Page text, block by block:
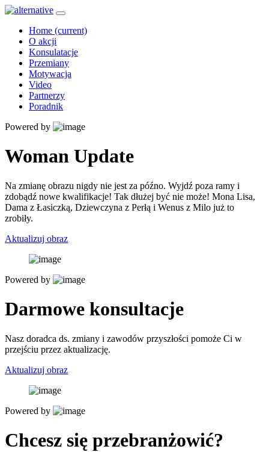
Home (current)
O akcji
Konsulatacje
Przemiany
Motywacja
Video
Partnerzy
Poradnik
Powered by
Woman Update
Na zmianę obrazu nigdy nie jest za późno. Wyjdź poza ramy i
zdobądź nowe kwalifikacje! Tak dłużej być nie może! Mona Lisa,
Dama z Łasiczką, Dziewczyna z Perłą i Wenus z Milo już to
zrobiły.
Aktualizuj obraz
Powered by
Darmowe konsultacje
Nasz doradca ds. zmiany i zawodów przyszłości pomoże Ci w
przejściu przez aktualizację.
Aktualizuj obraz
Powered by
Chcesz się przebranżowić?